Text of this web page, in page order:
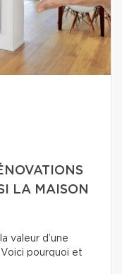
LA MAISON
valeur d’une
pourquoi et